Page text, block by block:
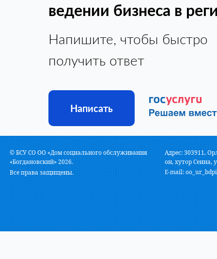
ведении бизнеса в
Напишите, чтобы быстро
получить ответ
Написать
© БСУ СО ОО «Дом социального обслуживания
«Богдановский» 2026.
Все права защищены.
Адрес: 303911,
он, хутор Сеина,
E-mail: